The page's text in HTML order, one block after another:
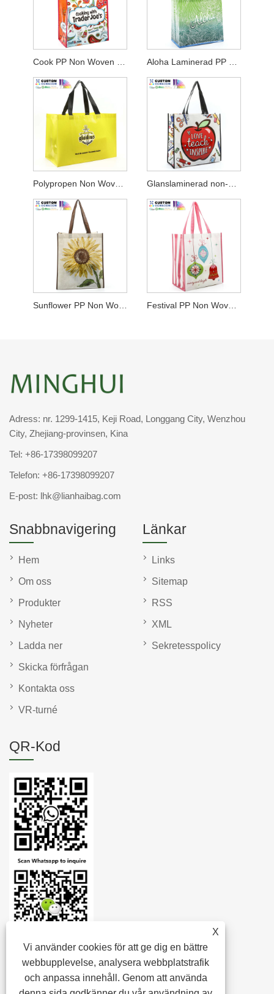
Polypropen Non Woven Shopper med bred kil
Sunflower PP Non Woven Shopper Tote
X
Vi använder cookies för att ge dig en bättre
webbupplevelse, analysera webbplatstrafik
och anpassa innehåll. Genom att använda
Adress: nr. 1299-1415, Keji Road, Longgang City, Wenzhou
City, Zhejiang-provinsen, Kina
Tel: +86-17398099207
Telefon: +86-17398099207
E-post: lhk@lianhaibag.com
Snabbnavigering
Hem
Om oss
Produkter
Nyheter
Ladda ner
Skicka förfrågan
Kontakta oss
VR-turné
Länkar
Links
Sitemap
RSS
XML
Sekretesspolicy
QR-Kod